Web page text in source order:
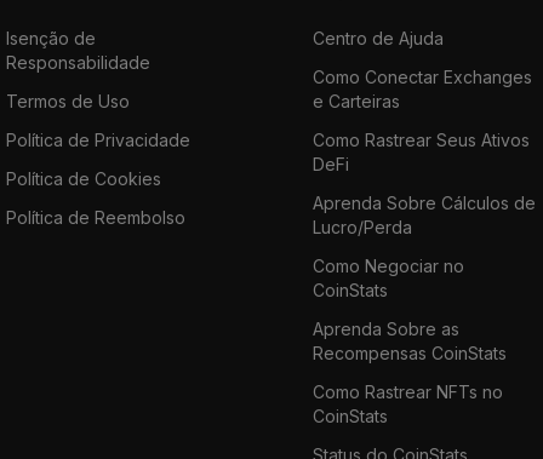
Isenção de
Responsabilidade
Termos de Uso
Política de Privacidade
Política de Cookies
Política de Reembolso
Centro de Ajuda
Como Conectar Exchanges
e Carteiras
Como Rastrear Seus Ativos
DeFi
Aprenda Sobre Cálculos de
Lucro/Perda
Como Negociar no
CoinStats
Aprenda Sobre as
Recompensas CoinStats
Como Rastrear NFTs no
CoinStats
Status do CoinStats